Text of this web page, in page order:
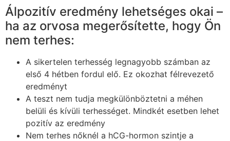
Álpozitív eredmény lehetséges okai –
ha az orvosa megerősítette, hogy Ön
nem terhes:
A sikertelen terhesség legnagyobb számban az
első 4 hétben fordul elő. Ez okozhat félrevezető
eredményt
A teszt nem tudja megkülönböztetni a méhen
belüli és kívüli terhességet. Mindkét esetben lehet
pozitív az eredmény
Nem terhes nőknél a hCG-hormon szintje a